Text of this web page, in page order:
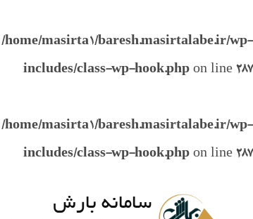
/home/masirta1/baresh.masirtalabe.ir/wp-
includes/class-wp-hook.php on line 287
/home/masirta1/baresh.masirtalabe.ir/wp-
includes/class-wp-hook.php on line 287
سامانه بارش